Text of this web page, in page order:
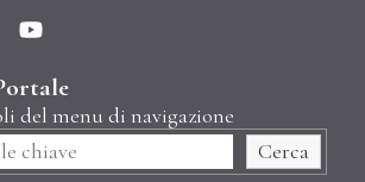
del menu di navigazione
Cerca